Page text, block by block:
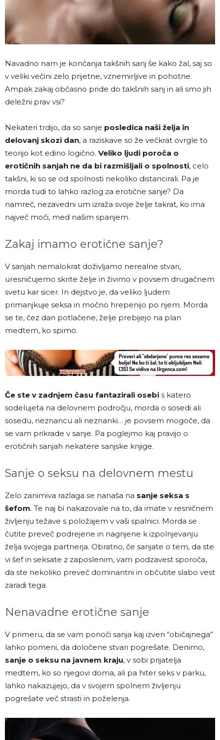
Navadno nam je končanja takšnih sanj še kako žal, saj so
v veliki večini zelo prijetne, vznemirljive in pohotne.
Ampak zakaj občasno pride do takšnih sanj in ali smo jih
deležni prav vsi?
Nekateri trdijo, da so sanje posledica naši želja in
delovanj skozi dan, a raziskave so že večkrat ovrgle to
teorijo kot edino logično. Veliko ljudi poroča o
erotičnih sanjah ne da bi razmišljali o spolnosti, celo
takšni, ki so se od spolnosti nekoliko distancirali. Pa je
morda tudi to lahko razlog za erotične sanje? Da
namreč, nezavedni um izraža svoje želje takrat, ko ima
največ moči, med našim spanjem.
Zakaj imamo erotične sanje?
V sanjah nemalokrat doživljamo nerealne stvari,
uresničujemo skrite želje in živimo v povsem drugačnem
svetu kar sicer. In dejstvo je, da veliko ljudem
primanjkuje seksa in močno hrepenijo po njem. Morda
se te, čez dan potlačene, želje prebijejo na plan
medtem, ko spimo.
Če ste v zadnjem času fantazirali osebi s katero
sodelujeta na delovnem področju, morda o sosedi ali
sosedu, neznancu ali neznanki… je povsem mogoče, da
se vam prikrade v sanje. Pa poglejmo kaj pravijo o
erotičnih sanjah nekatere sanjske knjige.
Sanje o seksu na delovnem mestu
Zelo zanimiva razlaga se nanaša na sanje seksa s
šefom. Te naj bi nakazovale na to, da imate v resničnem
življenju težave s položajem v vaši spalnici. Morda se
čutite preveč podrejene in nagnjene k izpolnjevanju
želja svojega partnerja. Obratno, če sanjate o tem, da ste
vi šef in seksate z zaposlenim, vam podzavest sporoča,
da ste nekoliko preveč dominantni in občutite slabo vest
zaradi tega.
Nenavadne erotične sanje
V primeru, da se vam ponoči sanja kaj izven “običajnega”
lahko pomeni, da določene stvari pogrešate. Denimo,
sanje o seksu na javnem kraju, v sobi prijatelja
medtem, ko so njegovi doma, ali pa hiter seks v parku,
lahko nakazujejo, da v svojem spolnem življenju
pogrešate več strasti in poželenja.